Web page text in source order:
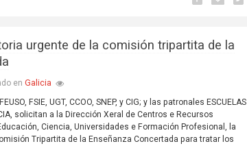
urgente de la comisión tripartita de la
enGalicia
FSIE, UGT, CCOO, SNEP, y CIG; y las patronales ESCUELAS
solicitan a la Dirección Xeral de Centros e Recursos
Ciencia, Universidades e Formación Profesional, la
Tripartita de la Enseñanza Concertada para tratar los